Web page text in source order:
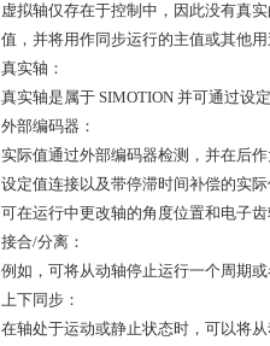
虚拟轴仅存在于控制中，因此没有真
值，并将用作同步运行的主值或其他用
真实轴：
真实轴是属于 SIMOTION 并可通过设
外部编码器：
实际值通过外部编码器检测，并在后作
设定值连接以及带停滞时间补偿的实际
可在运行中更改轴的角度位置和电子齿
接合/分离：
例如，可将从动轴停止运行一个周期
上下同步：
在轴处于运动或静止状态时，可以将从